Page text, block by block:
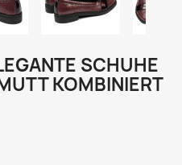
SCHUHE
KOMBINIERT